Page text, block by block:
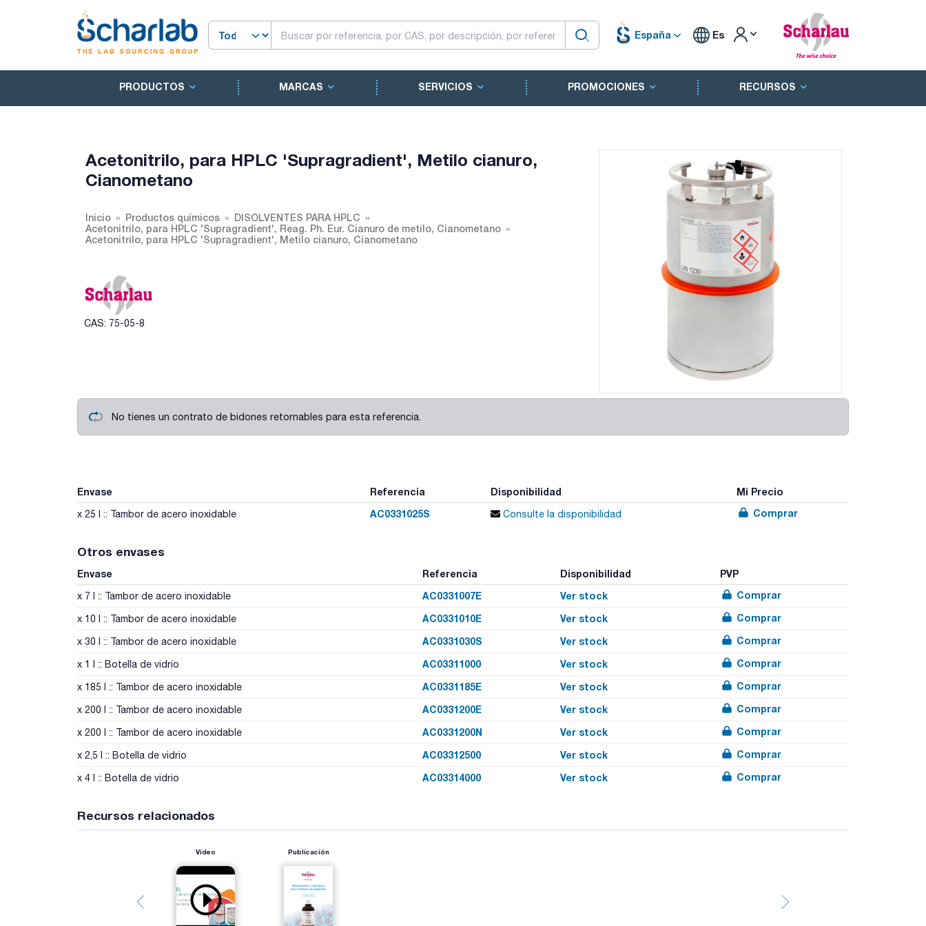
España Es
PRODUCTOS MARCAS SERVICIOS PROMOCIONES RECURSOS
Acetonitrilo, para HPLC 'Supragradient', Metilo cianuro,
Cianometano
Inicio Productos químicos
DISOLVENTES PARA HPLC
Acetonitrilo, para HPLC 'Supragradient', Reag. Ph. Eur. Cianuro de metilo, Cianometano
Acetonitrilo, para HPLC 'Supragradient', Metilo cianuro, Cianometano
CAS: 75-05-8
No tienes un contrato de bidones retornables para esta referencia.
Envase Referencia Disponibilidad Mi Precio
x 25 l :: Tambor de acero inoxidable AC0331025S Consulte la disponibilidad Comprar
Otros envases
Envase Referencia Disponibilidad PVP
x 7 l :: Tambor de acero inoxidable AC0331007E Ver stock Comprar
x 10 l :: Tambor de acero inoxidable AC0331010E Ver stock Comprar
x 30 l :: Tambor de acero inoxidable AC0331030S Ver stock Comprar
x 1 l :: Botella de vidrio AC03311000 Ver stock Comprar
x 185 l :: Tambor de acero inoxidable AC0331185E Ver stock Comprar
x 200 l :: Tambor de acero inoxidable AC0331200E Ver stock Comprar
x 200 l :: Tambor de acero inoxidable AC0331200N Ver stock Comprar
x 2,5 l :: Botella de vidrio AC03312500 Ver stock Comprar
x 4 l :: Botella de vidrio AC03314000 Ver stock Comprar
Recursos relacionados
Vídeo Publicación